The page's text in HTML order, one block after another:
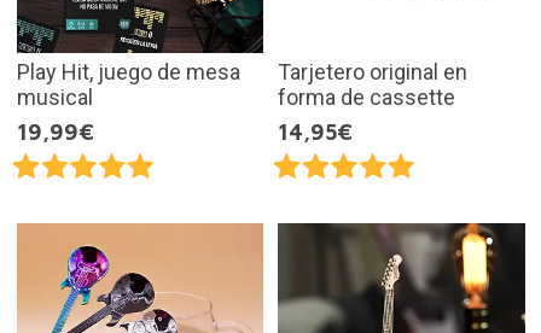
Play Hit, juego de mesa
musical
19,99€
Tarjetero original en
forma de cassette
14,95€